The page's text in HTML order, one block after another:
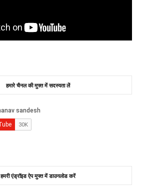
हमारे चैनल की मुफ्त में सदस्यता लें
हमरी एंड्रॉइड ऐप मुफ्त में डाउनलोड करें